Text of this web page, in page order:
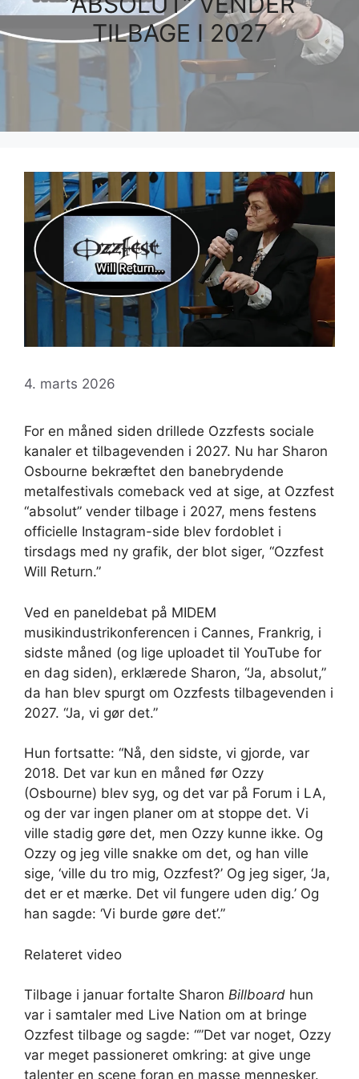
TILBAGE I 2027
4. marts 2026
For en måned siden drillede Ozzfests sociale
kanaler et tilbagevenden i 2027. Nu har Sharon
Osbourne bekræftet den banebrydende
metalfestivals comeback ved at sige, at Ozzfest
“absolut” vender tilbage i 2027, mens festens
officielle Instagram-side blev fordoblet i
tirsdags med ny grafik, der blot siger, “Ozzfest
Will Return.”
Ved en paneldebat på MIDEM
musikindustrikonferencen i Cannes, Frankrig, i
sidste måned (og lige uploadet til YouTube for
en dag siden), erklærede Sharon, “Ja, absolut,”
da han blev spurgt om Ozzfests tilbagevenden i
2027. “Ja, vi gør det.”
Hun fortsatte: “Nå, den sidste, vi gjorde, var
2018. Det var kun en måned før Ozzy
(Osbourne) blev syg, og det var på Forum i LA,
og der var ingen planer om at stoppe det. Vi
ville stadig gøre det, men Ozzy kunne ikke. Og
Ozzy og jeg ville snakke om det, og han ville
sige, ‘ville du tro mig, Ozzfest?’ Og jeg siger, ‘Ja,
det er et mærke. Det vil fungere uden dig.’ Og
han sagde: ‘Vi burde gøre det’.”
Relateret video
Tilbage i januar fortalte Sharon Billboard hun
var i samtaler med Live Nation om at bringe
Ozzfest tilbage og sagde: “”Det var noget, Ozzy
var meget passioneret omkring: at give unge
talenter en scene foran en masse mennesker.